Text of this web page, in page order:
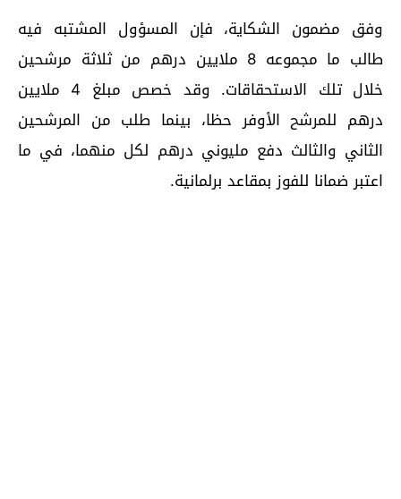
وفق مضمون الشكاية، فإن المسؤول المشتبه فيه
طالب ما مجموعه 8 ملايين درهم من ثلاثة مرشحين
خلال تلك الاستحقاقات. وقد خصص مبلغ 4 ملايين
درهم للمرشح الأوفر حظا، بينما طلب من المرشحين
الثاني والثالث دفع مليوني درهم لكل منهما، في ما
اعتبر ضمانا للفوز بمقاعد برلمانية.